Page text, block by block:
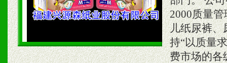
2000质量
儿纸尿裤、
持“以质量
费市场的各